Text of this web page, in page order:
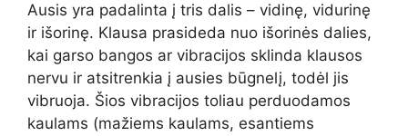
Ausis yra padalinta į tris dalis – vidinę, vidurinę
ir išorinę. Klausa prasideda nuo išorinės dalies,
kai garso bangos ar vibracijos sklinda klausos
nervu ir atsitrenkia į ausies būgnelį, todėl jis
vibruoja. Šios vibracijos toliau perduodamos
kaulams (mažiems kaulams, esantiems